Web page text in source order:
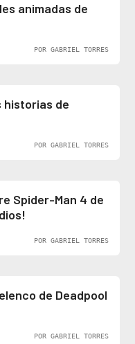
animadas de
POR GABRIEL TORRES
historias de
POR GABRIEL TORRES
Spider-Man 4 de
POR GABRIEL TORRES
de Deadpool
POR GABRIEL TORRES